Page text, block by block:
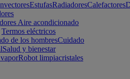
EstufasRadiadoresCalefactores
Aire acondicionado
Termos eléctricos
de los hombresCuidado
Salud y bienestar
Robot limpiacristales